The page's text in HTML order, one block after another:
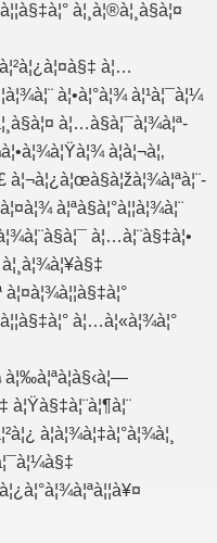
à¦¸à¦®à¦¸à§à¦¤
à¦…
à¦•à¦°à¦¾ à¦¹à¦¯à¦¼
à¦…à§à¦¯à¦¾à¦ª-
à¦à¦¬à¦‚
à¦¬à¦¿à¦œà§à¦žà¦¾à¦ªà¦¨-
à¦ªà§à¦°à¦¦à¦¾à¦¨
à¦…à¦¨à§‡à¦•
à¦¸à¦¾à¦¥à§‡
à¦¤à¦¾à¦¦à§‡à¦°
à¦…à¦«à¦¾à¦°
à¦‰à¦ªà¦­à§‹à¦—
à¦Ÿà§‡à¦¨à¦¶à¦¨
à¦­à¦¾à¦‡à¦°à¦¾à¦¸